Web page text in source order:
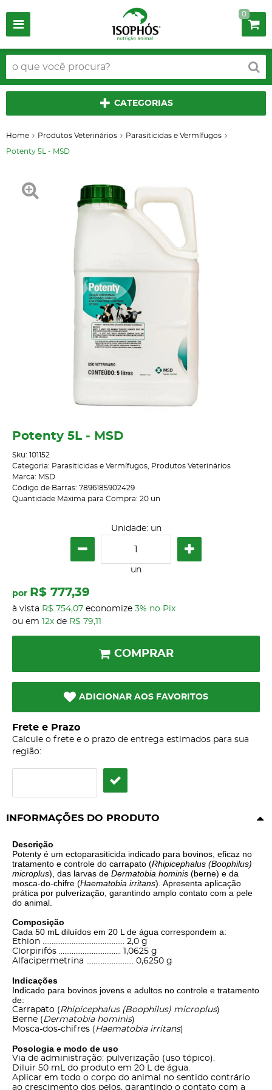
0
CATEGORIAS
Home Produtos Veterinários Parasiticidas e Vermífugos
Potenty 5L - MSD
Potenty 5L - MSD
Sku: 101152
Categoria: Parasiticidas e Vermífugos
Produtos Veterinários
Marca: MSD
Código de Barras: 7896185902429
Quantidade Máxima para Compra: 20 un
Unidade: un
un
por R$ 777,39
à vista R$ 754,07 economize 3% no Pix
ou em
12x de R$ 79,11
COMPRAR
ADICIONAR AOS FAVORITOS
Frete e Prazo
Calcule o frete e o prazo de entrega estimados para sua
região:
INFORMAÇÕES DO PRODUTO
Descrição
Potenty é um ectoparasiticida indicado para bovinos, eficaz no
tratamento e controle do carrapato (Rhipicephalus (Boophilus)
microplus), das larvas de Dermatobia hominis (berne) e da
mosca-do-chifre (Haematobia irritans). Apresenta aplicação
prática por pulverização, garantindo amplo contato com a pele
do animal.
Composição
Cada 50 mL diluídos em 20 L de água correspondem a:
Ethion ............................................. 2,0 g
Clorpirifós .................................. 1,0625 g
Alfacipermetrina .......................... 0,6250 g
Indicações
Indicado para bovinos jovens e adultos no controle e tratamento
de:
Carrapato (Rhipicephalus (Boophilus) microplus)
Berne (Dermatobia hominis)
Mosca-dos-chifres (Haematobia irritans)
Posologia e modo de uso
Via de administração: pulverização (uso tópico).
Diluir 50 mL do produto em 20 L de água.
Aplicar em todo o corpo do animal no sentido contrário
ao crescimento dos pelos, garantindo o contato com a